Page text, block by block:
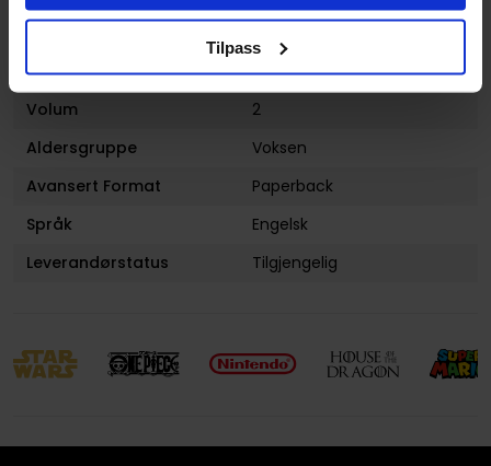
Tilpass
Utgiver
DC Comics
(dd.mm.yyyy)
19.04.2022
Volum
2
Aldersgruppe
Voksen
Avansert Format
Paperback
Språk
Engelsk
Leverandørstatus
Tilgjengelig